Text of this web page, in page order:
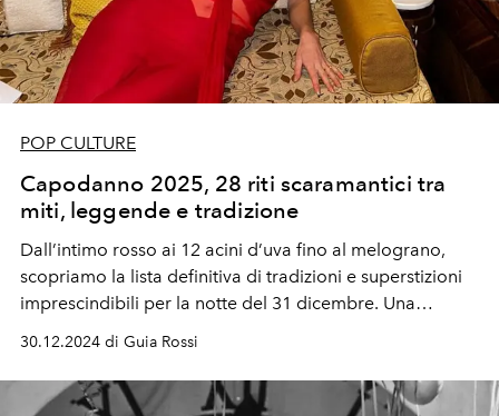
POP CULTURE
Capodanno 2025, 28 riti scaramantici tra
miti, leggende e tradizione
Dall’intimo rosso ai 12 acini d’uva fino al melograno,
scopriamo la lista definitiva di tradizioni e superstizioni
imprescindibili per la notte del 31 dicembre. Una
raccolta di curiosità tra leggende, riti e simbolismi che
folklore.
30.12.2024 di Guia Rossi